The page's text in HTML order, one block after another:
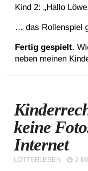
Kind 2: „Hallo
… das Rollenspiel
Fertig gespielt.
neben meinen
keine
Internet
LOTTERLEBEN 2